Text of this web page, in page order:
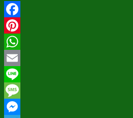
Facebook
Pinterest
WhatsApp
Email
Line
Message